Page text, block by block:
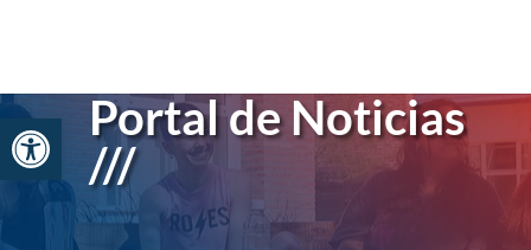
Abrir barra de herramientas
Portal de Noticias
///